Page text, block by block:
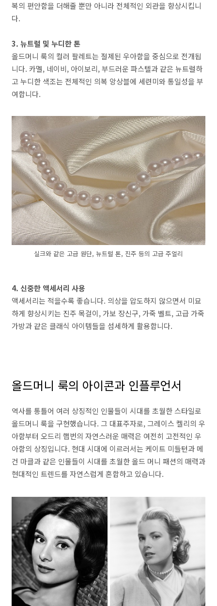
복의 편안함을 더해줄 뿐만 아니라 전체적인 외관을 향상시킵니
다.
3. 뉴트럴 및 누디한 톤
올드머니 룩의 컬러 팔레트는 절제된 우아함을 중심으로 전개됩
니다. 카멜, 네이비, 아이보리, 부드러운 파스텔과 같은 뉴트럴하
고 누디한 색조는 전체적인 의복 앙상블에 세련미와 통일성을 부
여합니다.
실크와 같은 고급 원단, 뉴트럴 톤, 진주 등의 고급 주얼리
4. 신중한 액세서리 사용
액세서리는 적을수록 좋습니다. 의상을 압도하지 않으면서 미묘
하게 향상시키는 진주 목걸이, 가보 장신구, 가죽 벨트, 고급 가죽
가방과 같은 클래식 아이템들을 섬세하게 활용합니다.
올드머니 룩의 아이콘과 인플루언서
역사를 통틀어 여러 상징적인 인물들이 시대를 초월한 스타일로
올드머니 룩을 구현했습니다. 그 대표주자로, 그레이스 켈리의 우
아함부터 오드리 햅번의 자연스러운 매력은 여전히 고전적인 우
아함의 상징입니다. 현대 시대에 이르러서는 케이트 미들턴과 메
건 마클과 같은 인물들이 시대를 초월한 올드 머니 패션의 매력과
현대적인 트렌드를 자연스럽게 혼합하고 있습니다.